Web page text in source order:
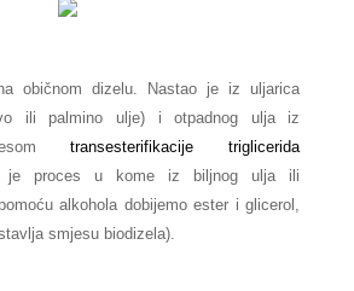
običnom dizelu. Nastao je iz uljarica
ili palmino ulje) i otpadnog ulja iz
transesterifikacije triglicerida
je proces u kome iz biljnog ulja ili
alkohola dobijemo ester i glicerol,
smjesu biodizela).